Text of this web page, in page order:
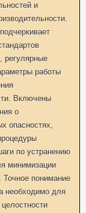
и
регулярные
работы
Включены
о
опасностях,
по устранению
минимизации
Точное понимание
необходимо для